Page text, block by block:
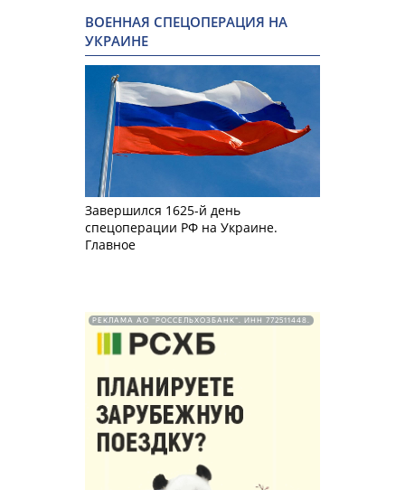
ВОЕННАЯ СПЕЦОПЕРАЦИЯ НА
УКРАИНЕ
Завершился 1625-й день
спецоперации РФ на Украине.
Главное
РЕКЛАМА АО "РОССЕЛЬХОЗБАНК". ИНН 772511448.